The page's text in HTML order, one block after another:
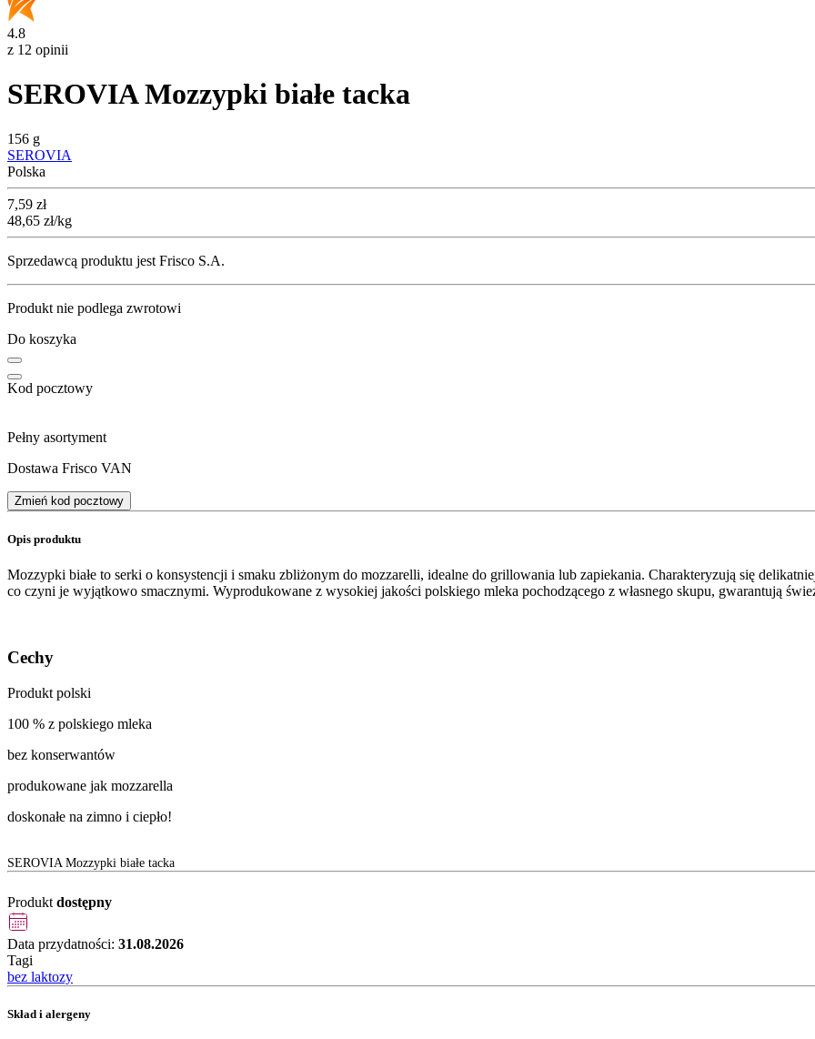
4.8
z 12 opinii
SEROVIA Mozzypki białe tacka
156 g
SEROVIA
Polska
Cena
7,59 zł
48,65 zł/kg
Sprzedawcą produktu jest Frisco S.A.
Produkt nie podlega zwrotowi
Do koszyka
Kod pocztowy
Pełny asortyment
Dostawa Frisco VAN
Zmień kod pocztowy
Opis produktu
Mozzypki białe to serki o konsystencji i smaku zbliżonym do mozzarelli, idealne do grillowania lub zapiekania. Charakteryzują się
co czyni je wyjątkowo smacznymi. Wyprodukowane z wysokiej jakości polskiego mleka pochodzącego z własnego skupu, gwarantują
Cechy
Produkt polski
100 % z polskiego mleka
bez konserwantów
produkowane jak mozzarella
doskonałe na zimno i ciepło!
SEROVIA Mozzypki białe tacka
Produkt dostępny
Data przydatności: 31.08.2026
Tagi
bez laktozy
Skład i alergeny